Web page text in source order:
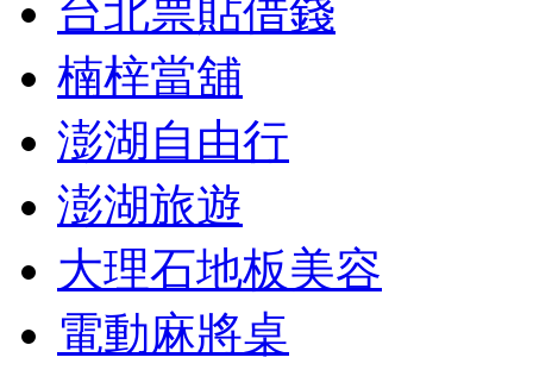
台北票貼借錢
楠梓當舖
澎湖自由行
澎湖旅遊
大理石地板美容
電動麻將桌